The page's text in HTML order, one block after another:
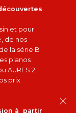
et pour
de nos
la série B
pianos
AURES 2.
prix
à partir